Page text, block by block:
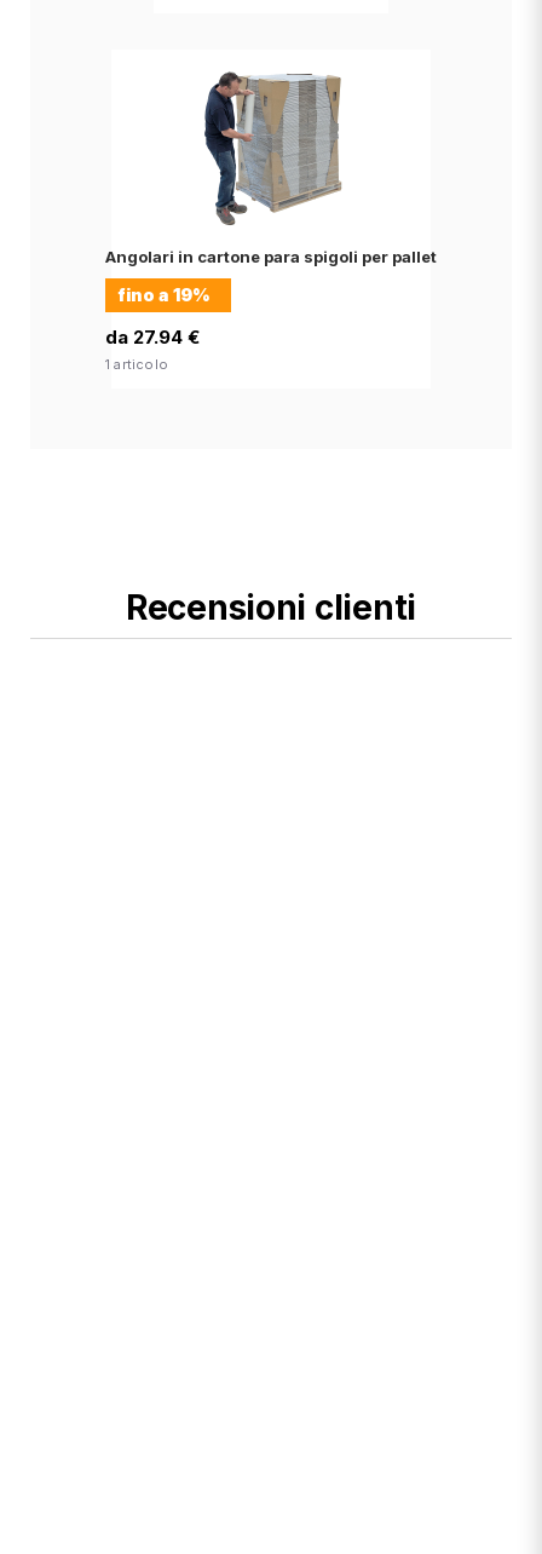
Angolari in cartone para spigoli per pallet
fino a 19%
da 27.94 €
1 articolo
Recensioni clienti